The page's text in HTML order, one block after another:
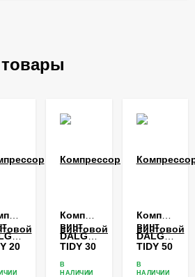
товары
20
Компрессор
винтовой
DALGAKIRAN
TIDY 30
В
НАЛИЧИИ
винтовой
TIDY 50
В
НАЛИЧИИ